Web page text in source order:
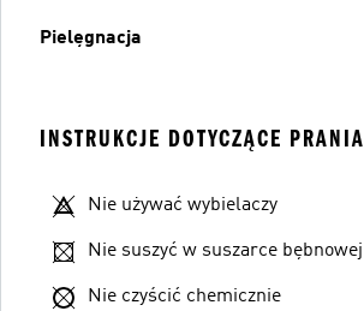
Pielęgnacja
INSTRUKCJE DOTYCZĄCE PRANIA
Nie używać wybielaczy
Nie suszyć w suszarce bębnowej
Nie czyścić chemicznie